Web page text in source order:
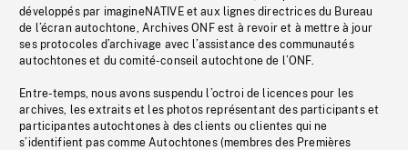
développés par imagineNATIVE et aux lignes directrices du Bureau
de l’écran autochtone, Archives ONF est à revoir et à mettre à jour
ses protocoles d’archivage avec l’assistance des communautés
autochtones et du comité-conseil autochtone de l’ONF.
Entre-temps, nous avons suspendu l’octroi de licences pour les
archives, les extraits et les photos représentant des participants et
participantes autochtones à des clients ou clientes qui ne
s’identifient pas comme Autochtones (membres des Premières